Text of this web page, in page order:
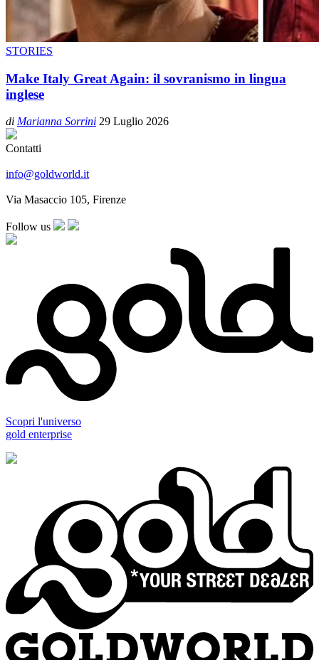
STORIES
Make Italy Great Again: il sovranismo in lingua
inglese
di Marianna Sorrini 29 Luglio 2026
Contatti
info@goldworld.it
Via Masaccio 105, Firenze
Follow us
Scopri l'universo
gold enterprise